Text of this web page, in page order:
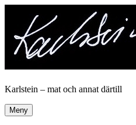
innehåll
Karlstein – mat och annat därtill
Meny